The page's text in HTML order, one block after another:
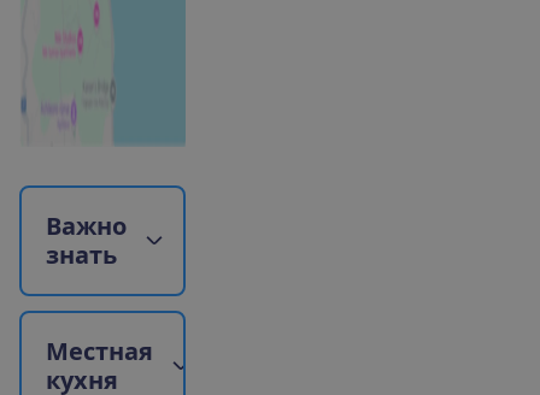
Важно
знать
Местная
кухня